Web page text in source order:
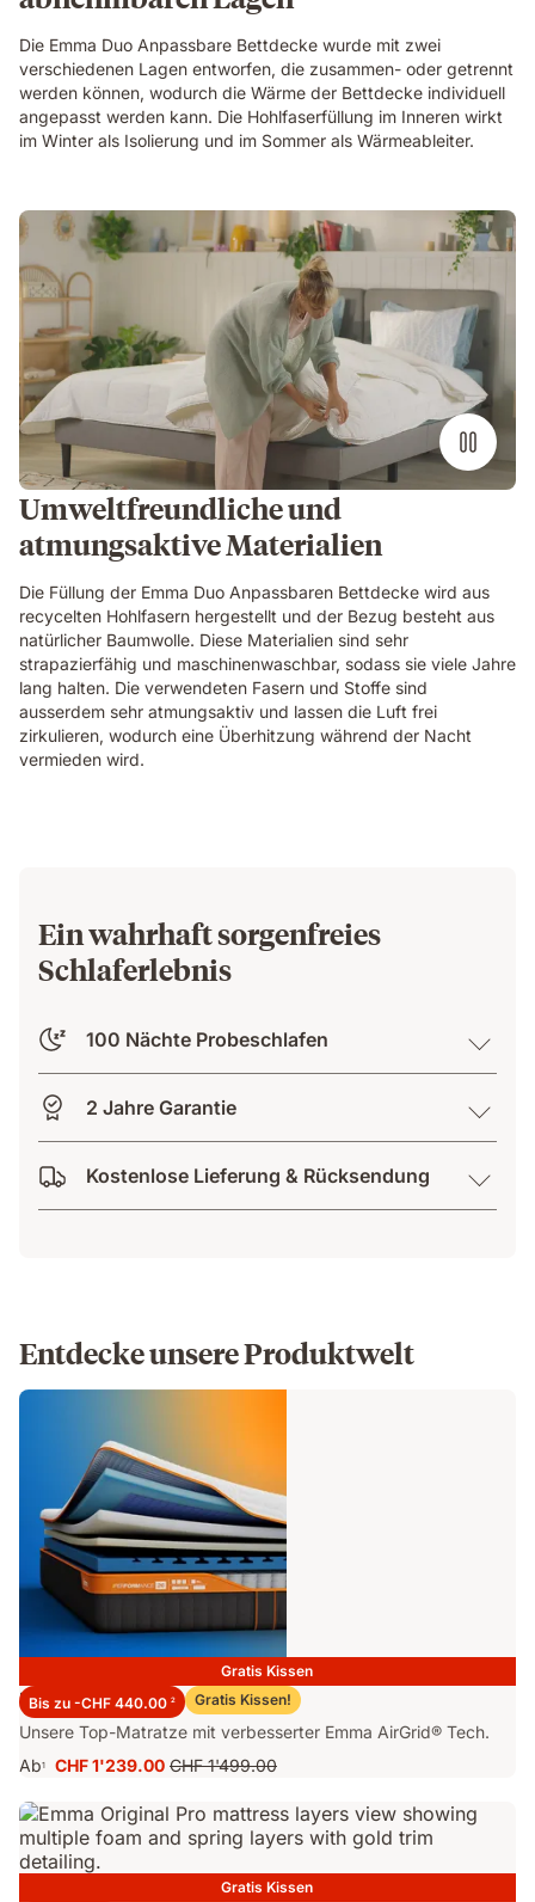
Die Emma Duo Anpassbare Bettdecke wurde mit zwei
verschiedenen Lagen entworfen, die zusammen- oder getrennt
werden können, wodurch die Wärme der Bettdecke individuell
angepasst werden kann. Die Hohlfaserfüllung im Inneren wirkt
im Winter als Isolierung und im Sommer als Wärmeableiter.
Umweltfreundliche und
atmungsaktive Materialien
Die Füllung der Emma Duo Anpassbaren Bettdecke wird aus
recycelten Hohlfasern hergestellt und der Bezug besteht aus
natürlicher Baumwolle. Diese Materialien sind sehr
strapazierfähig und maschinenwaschbar, sodass sie viele Jahre
lang halten. Die verwendeten Fasern und Stoffe sind
ausserdem sehr atmungsaktiv und lassen die Luft frei
zirkulieren, wodurch eine Überhitzung während der Nacht
vermieden wird.
Ein wahrhaft sorgenfreies
Schlaferlebnis
100 Nächte Probeschlafen
2 Jahre Garantie
Kostenlose Lieferung & Rücksendung
Entdecke unsere Produktwelt
Gratis Kissen
Bis zu -CHF 440.00 2 Gratis Kissen!
Emma Performance 26 Matratze
Unsere Top-Matratze mit verbesserter Emma AirGrid® Tech.
Ab1
Preis
CHF 1'239.00 Ursprünglicher
CHF 1'499.00
CHF 1'499.00
Gratis Kissen